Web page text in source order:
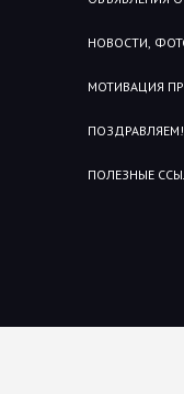
НОВОСТИ,
МОТИВАЦИЯ
ПОЗДРАВЛЯЕМ!
ПОЛЕЗНЫЕ